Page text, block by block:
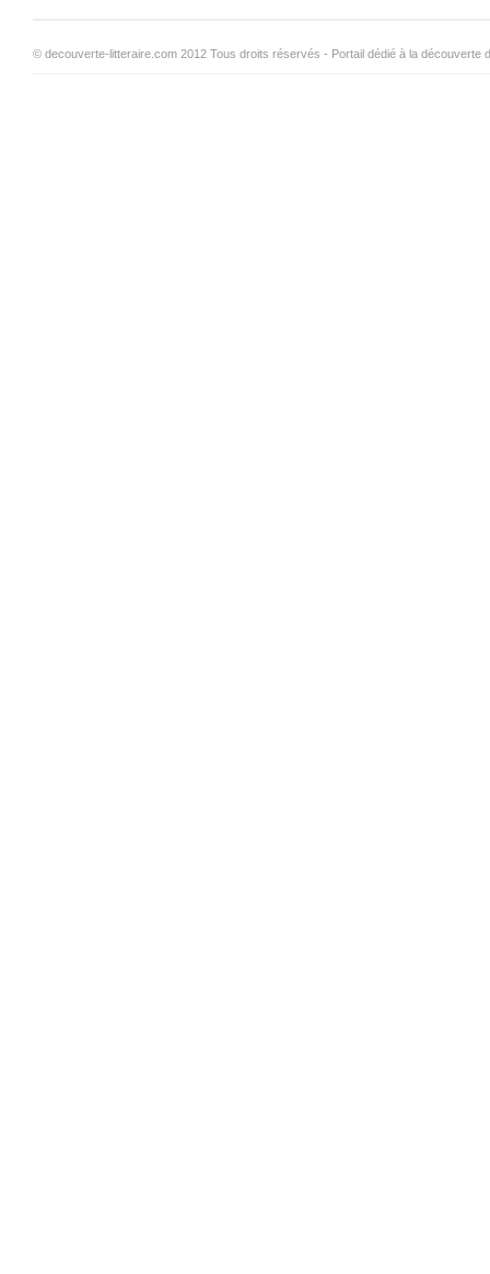
© decouverte-litteraire.com 2012 Tous droits réservés - Portail dédié à la découverte